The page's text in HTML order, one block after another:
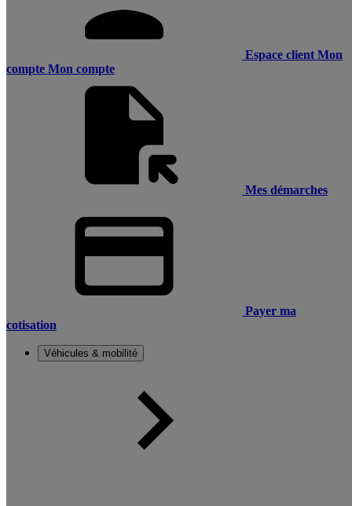
Espace client Mon
compte Mon compte
Mes démarches
Payer ma
cotisation
Véhicules & mobilité